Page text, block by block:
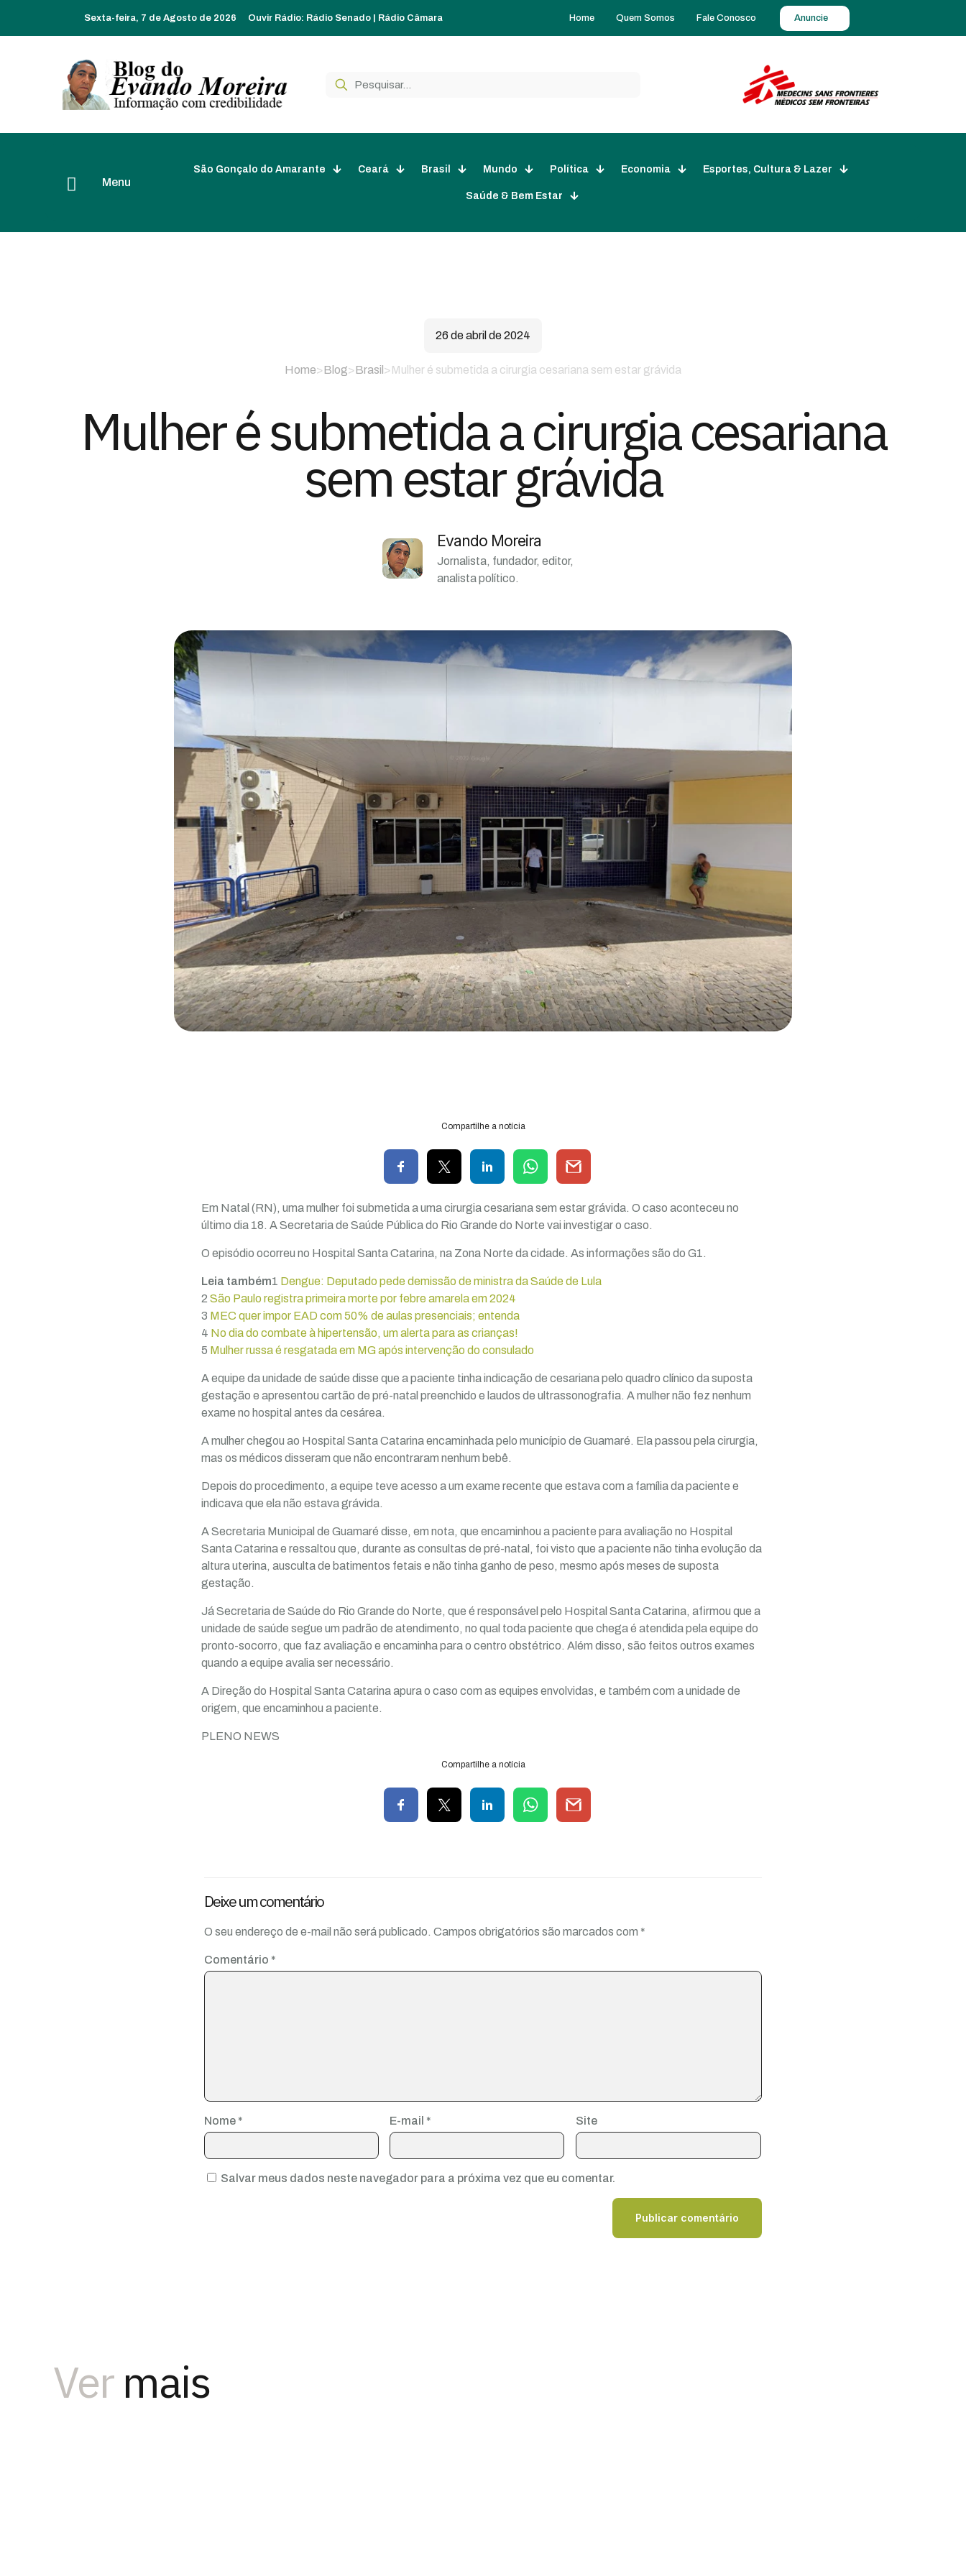
Sexta-feira, 7 de Agosto de 2026 Ouvir Rádio: Rádio Senado Rádio Câmara Home Quem Somos Fale Conosco Anuncie
Menu
São Gonçalo do Amarante Ceará Brasil Mundo Política Economia Esportes, Cultura & Lazer
Saúde & Bem Estar
26 de abril de 2024
Home> Blog> Brasil > Mulher é submetida a cirurgia cesariana sem estar grávida
Mulher é submetida a cirurgia cesariana
sem estar grávida
Evando Moreira
Jornalista, fundador, editor,
analista político.
Compartilhe a notícia
Em Natal (RN), uma mulher foi submetida a uma cirurgia cesariana sem estar grávida. O caso aconteceu no
último dia 18. A Secretaria de Saúde Pública do Rio Grande do Norte vai investigar o caso.
O episódio ocorreu no Hospital Santa Catarina, na Zona Norte da cidade. As informações são do G1.
Leia também1 Dengue: Deputado pede demissão de ministra da Saúde de Lula
2 São Paulo registra primeira morte por febre amarela em 2024
3 MEC quer impor EAD com 50% de aulas presenciais; entenda
4 No dia do combate à hipertensão, um alerta para as crianças!
5 Mulher russa é resgatada em MG após intervenção do consulado
A equipe da unidade de saúde disse que a paciente tinha indicação de cesariana pelo quadro clínico da suposta
gestação e apresentou cartão de pré-natal preenchido e laudos de ultrassonografia. A mulher não fez nenhum
exame no hospital antes da cesárea.
A mulher chegou ao Hospital Santa Catarina encaminhada pelo município de Guamaré. Ela passou pela cirurgia,
mas os médicos disseram que não encontraram nenhum bebê.
Depois do procedimento, a equipe teve acesso a um exame recente que estava com a família da paciente e
indicava que ela não estava grávida.
A Secretaria Municipal de Guamaré disse, em nota, que encaminhou a paciente para avaliação no Hospital
Santa Catarina e ressaltou que, durante as consultas de pré-natal, foi visto que a paciente não tinha evolução da
altura uterina, ausculta de batimentos fetais e não tinha ganho de peso, mesmo após meses de suposta
gestação.
Já Secretaria de Saúde do Rio Grande do Norte, que é responsável pelo Hospital Santa Catarina, afirmou que a
unidade de saúde segue um padrão de atendimento, no qual toda paciente que chega é atendida pela equipe do
pronto-socorro, que faz avaliação e encaminha para o centro obstétrico. Além disso, são feitos outros exames
quando a equipe avalia ser necessário.
A Direção do Hospital Santa Catarina apura o caso com as equipes envolvidas, e também com a unidade de
origem, que encaminhou a paciente.
PLENO NEWS
Compartilhe a notícia
Deixe um comentário
O seu endereço de e-mail não será publicado. Campos obrigatórios são marcados com *
Comentário *
Nome * E-mail * Site
Salvar meus dados neste navegador para a próxima vez que eu comentar.
Ver mais